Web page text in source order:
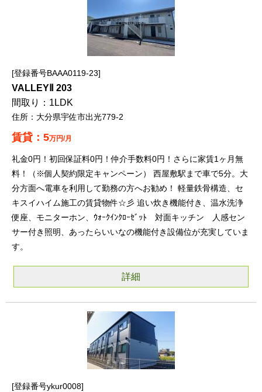
登録番号BAAA0119-23
VALLEYⅡ 203
1LDK
大分県宇佐市出光779-2
5万円/月
礼金0円！初回保証料0円！仲介手数料0円！さらに家賃1ヶ月無
料！（※個人契約限定キャンペーン） 西屋敷駅まで車で5分。大
分方面へ電車を利用して勤務の方へお勧め！ 軽量鉄骨構造、セ
キスイハイム施工の賃貸物件☆彡 追い炊き機能付き、温水洗浄
便座、モニターホン、ｳｫｰｸｲﾝｸﾛｰｾﾞｯﾄ 対面キッチン 人感セン
サー付き照明、あったらいいなの機能付き設備位が充実していま
す。
詳細
登録番号ykur0008